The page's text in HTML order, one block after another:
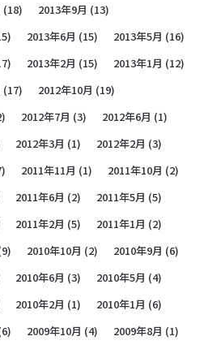
(18) 2013年9月 (13)
2013年6月 (15) 2013年5月 (16)
2013年2月 (15) 2013年1月 (12)
(17) 2012年10月 (19)
2012年7月 (3) 2012年6月 (1)
2012年3月 (1) 2012年2月 (3)
2011年11月 (1) 2011年10月 (2)
2011年6月 (2) 2011年5月 (5)
2011年2月 (5) 2011年1月 (2)
2010年10月 (2) 2010年9月 (6)
2010年6月 (3) 2010年5月 (4)
2010年2月 (1) 2010年1月 (6)
2009年10月 (4) 2009年8月 (1)